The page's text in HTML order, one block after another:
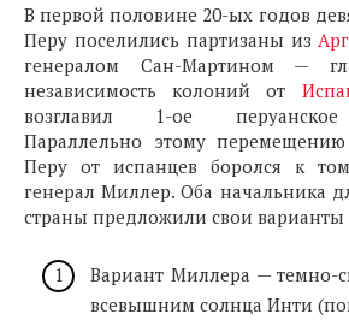
В первой половине 20-ых годов
Перу поселились партизаны из
генералом Сан-Мартином —
независимость колоний от
возглавил 1-ое перуанское
Параллельно этому
Перу от испанцев боролся к
генерал Миллер. Оба начальника
страны предложили свои варианты
Вариант Миллера — темно-
всевышним солнца Инти